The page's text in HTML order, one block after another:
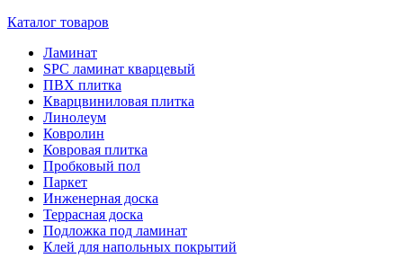
Каталог товаров
Ламинат
SPC ламинат кварцевый
ПВХ плитка
Кварцвиниловая плитка
Линолеум
Ковролин
Ковровая плитка
Пробковый пол
Паркет
Инженерная доска
Террасная доска
Подложка под ламинат
Клей для напольных покрытий